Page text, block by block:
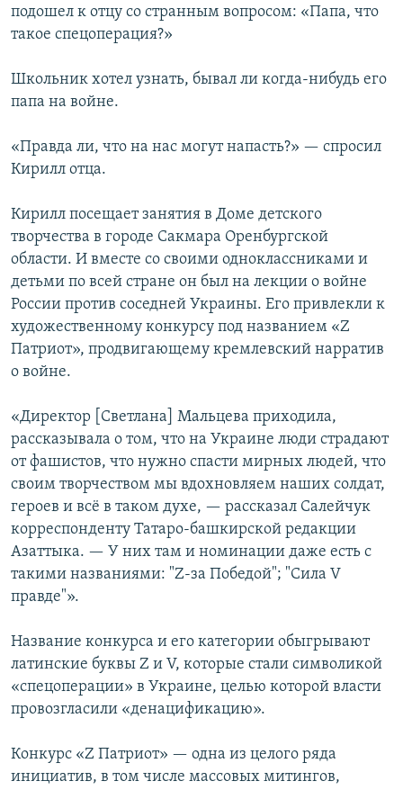
подошел к отцу со странным вопросом: «Папа, что
такое спецоперация?»
Школьник хотел узнать, бывал ли когда-нибудь его
папа на войне.
«Правда ли, что на нас могут напасть?» — спросил
Кирилл отца.
Кирилл посещает занятия в Доме детского
творчества в городе Сакмара Оренбургской
области. И вместе со своими одноклассниками и
детьми по всей стране он был на лекции о войне
России против соседней Украины. Его привлекли к
художественному конкурсу под названием «Z
Патриот», продвигающему кремлевский нарратив
о войне.
«Директор [Светлана] Мальцева приходила,
рассказывала о том, что на Украине люди страдают
от фашистов, что нужно спасти мирных людей, что
своим творчеством мы вдохновляем наших солдат,
героев и всё в таком духе, — рассказал Салейчук
корреспонденту Татаро-башкирской редакции
Азаттыка. — У них там и номинации даже есть с
такими названиями: "Z-за Победой"; "Сила V
правде"».
Название конкурса и его категории обыгрывают
латинские буквы Z и V, которые стали символикой
«спецоперации» в Украине, целью которой власти
провозгласили «денацификацию».
Конкурс «Z Патриот» — одна из целого ряда
инициатив, в том числе массовых митингов,